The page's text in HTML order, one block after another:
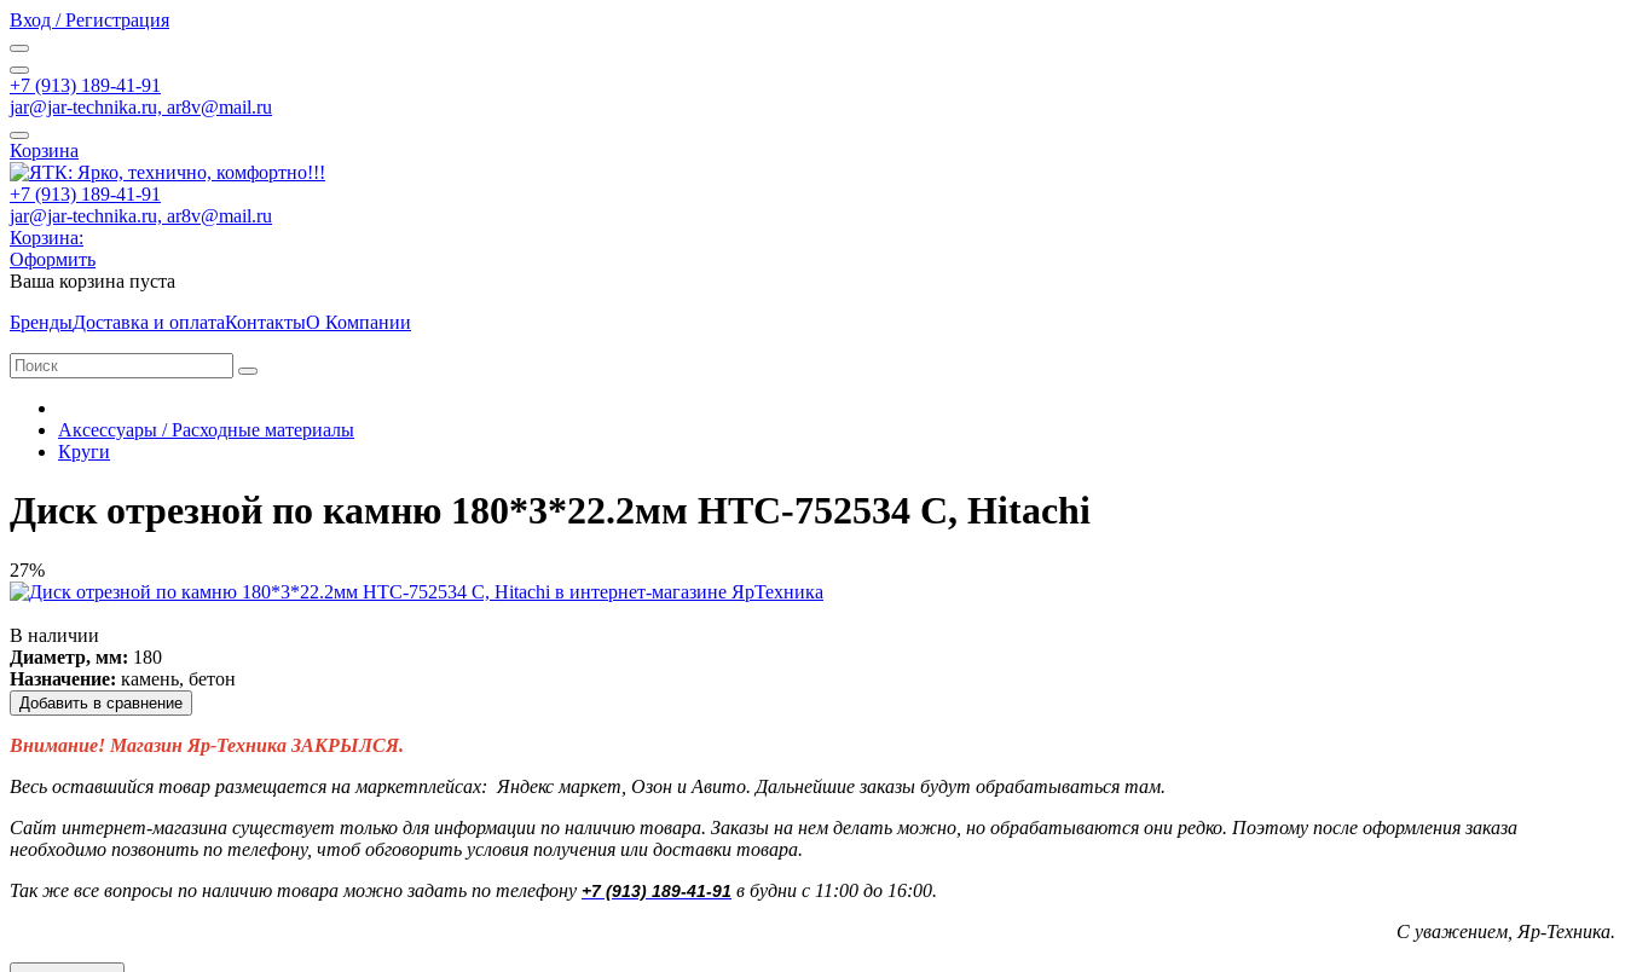
Вход / Регистрация
+7 (913) 189-41-91
jar@jar-technika.ru, ar8v@mail.ru
Корзина
+7 (913) 189-41-91
jar@jar-technika.ru, ar8v@mail.ru
Корзина:
Оформить
Ваша корзина пуста
БрендыДоставка и оплатаКонтактыО Компании
Аксессуары / Расходные материалы
Круги
Диск отрезной по камню 180*3*22.2мм НТС-752534 C, Hitachi
27%
В наличии
Диаметр, мм: 180
Назначение: камень, бетон
Добавить в сравнение
Внимание! Магазин Яр-Техника ЗАКРЫЛСЯ.
Весь оставшийся товар размещается на маркетплейсах: Яндекс маркет, Озон и Авито. Дальнейшие заказы будут обрабатываться там.
Сайт интернет-магазина существует только для информации по наличию товара. Заказы на нем делать можно, но обрабатываются они редко. Поэтому после оформления заказа
необходимо позвонить по телефону, чтоб обговорить условия получения или доставки товара.
Так же все вопросы по наличию товара можно задать по телефону +7 (913) 189-41-91 в будни с 11:00 до 16:00.
С уважением, Яр-Техника.